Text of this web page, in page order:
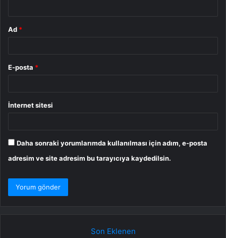
Ad *
E-posta *
İnternet sitesi
Daha sonraki yorumlarımda kullanılması için adım, e-posta
adresim ve site adresim bu tarayıcıya kaydedilsin.
Son Eklenen